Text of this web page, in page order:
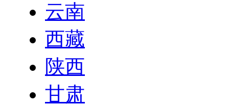
云南
西藏
陕西
甘肃